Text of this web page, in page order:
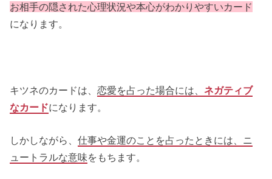
お相手の隠された心理状況や本心がわかりやすいカード
になります。
キツネのカードは、恋愛を占った場合には、ネガティブ
なカードになります。
しかしながら、仕事や金運のことを占ったときには、ニ
ュートラルな意味をもちます。